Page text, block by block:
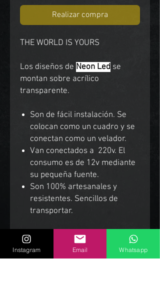
Realizar compra
THE WORLD IS YOURS
Los diseños de Neon Led se
montan sobre acrílico
transparente.
Son de fácil instalación. Se
colocan como un cuadro y se
conectan como un velador.
Van conectados a 220v. El
consumo es de 12v mediante
su pequeña fuente.
Son 100% artesanales y
resistentes. Sencillos de
transportar.
Envíos a todo el mundo.
Instagram Email Whatsapp